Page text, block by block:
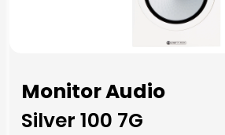
Monitor Audio
Silver 100 7G